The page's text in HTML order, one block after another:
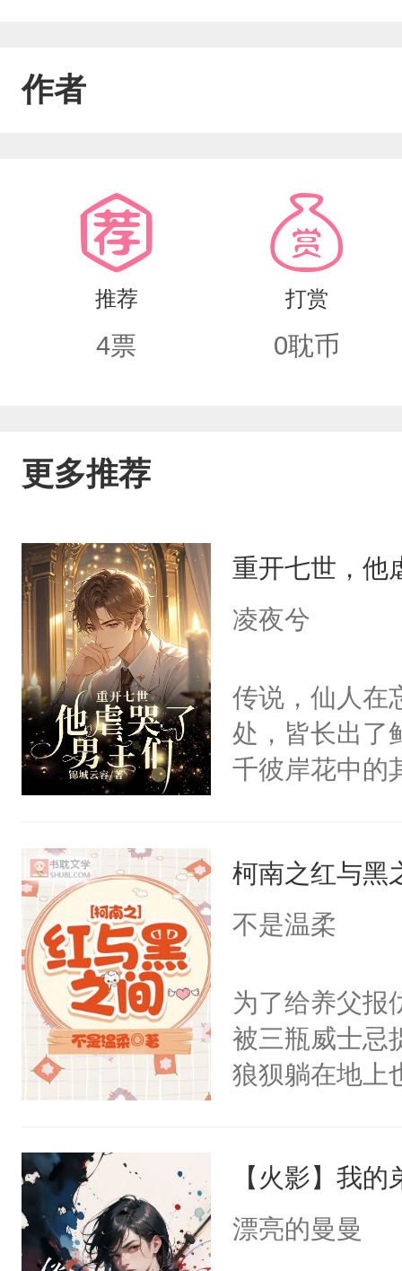
作者
推荐
4票
打赏
0耽币
更多推荐
重开七世，他
凌夜兮
传说，仙人在
处，皆长出了
千彼岸花中的
人的仙鬼之气
疯狂地涌入到
王和泽熙仙尊
世间共同渡过
口耳相传的话
人设服务的男
天道所眷顾
手共渡余生
苦难。因为他
柯南之红与黑
不是温柔
为了给养父报
被三瓶威士忌
狼狈躺在地上
面，智多近
的重点关注。
【火影】我
漂亮的曼曼